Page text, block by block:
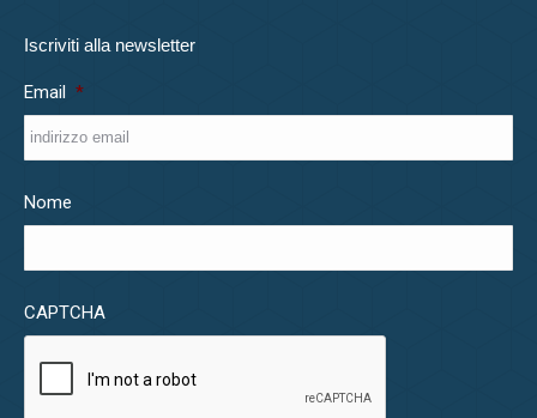
Iscriviti alla newsletter
Email *
Nome
CAPTCHA